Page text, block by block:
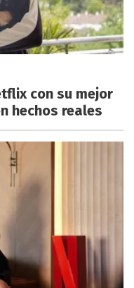
con su mejor
hechos reales